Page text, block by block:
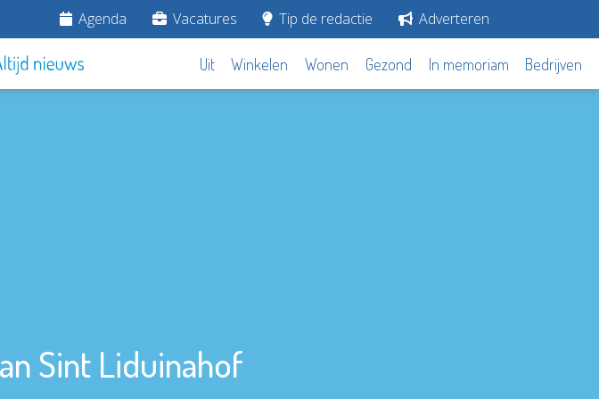
Agenda Vacatures Tip de redactie Adverteren
Uit Winkelen Wonen Gezond In memoriam Bedrijven
Sint Liduinahof